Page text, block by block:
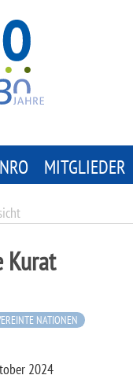
MITGLIEDER
Kurat
NATIONEN
2024